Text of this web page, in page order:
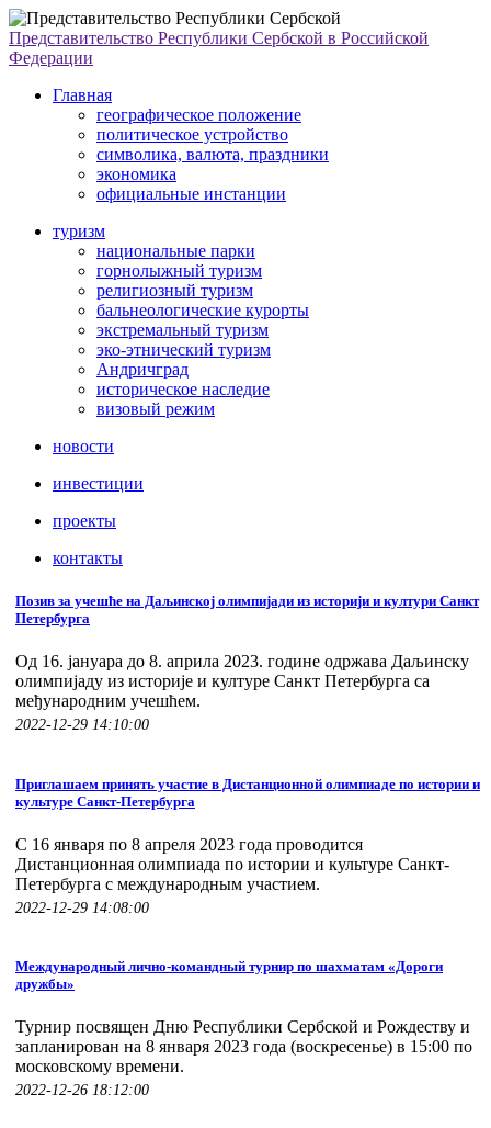
Представительство Республики Сербской в Российской
Федерации
Главная
географическое положение
политическое устройство
символика, валюта, праздники
экономика
официальные инстанции
туризм
национальные парки
горнолыжный туризм
религиозный туризм
бальнеологические курорты
экстремальный туризм
эко-этнический туризм
Андричград
историческое наследие
визовый режим
новости
инвестиции
проекты
контакты
Позив за учешће на Даљинској олимпијади из историји и култури Санкт
Петербурга
Од 16. јануара до 8. априла 2023. године одржава Даљинску
олимпијаду из историје и културе Санкт Петербурга са
међународним учешћем.
2022-12-29 14:10:00
Приглашаем принять участие в Дистанционной олимпиаде по истории и
культуре Санкт-Петербурга
С 16 января по 8 апреля 2023 года проводится
Дистанционная олимпиада по истории и культуре Санкт-
Петербурга с международным участием.
2022-12-29 14:08:00
Международный лично-командный турнир по шахматам «Дороги
дружбы»
Турнир посвящен Дню Республики Сербской и Рождеству и
запланирован на 8 января 2023 года (воскресенье) в 15:00 по
московскому времени.
2022-12-26 18:12:00